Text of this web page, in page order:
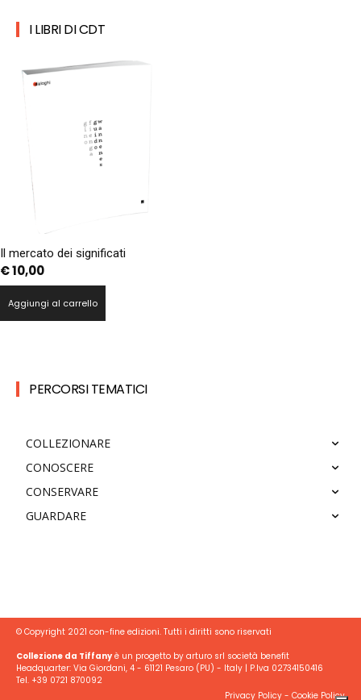
I LIBRI DI CDT
Il mercato dei significati
€10,00
Aggiungi al carrello
PERCORSI TEMATICI
COLLEZIONARE
CONOSCERE
CONSERVARE
GUARDARE
© Copyright 2021 con-fine edizioni. Tutti i diritti sono riservati
Collezione da Tiffanyè un progetto by arturo srl società benefit
Headquarter: Via Giordani, 4 - 61121 Pesaro (PU) - Italy | P.Iva 02734150416
Tel. +39 0721 870092
Privacy Policy - Cookie Policy